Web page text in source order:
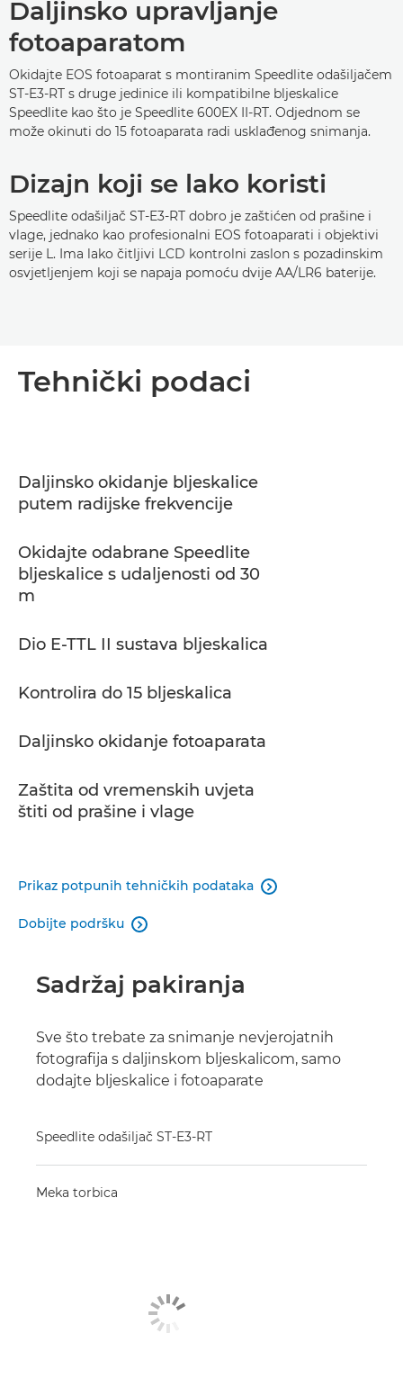
Daljinsko upravljanje
fotoaparatom
Okidajte EOS fotoaparat s montiranim Speedlite odašiljačem
ST-E3-RT s druge jedinice ili kompatibilne bljeskalice
Speedlite kao što je Speedlite 600EX II-RT. Odjednom se
može okinuti do 15 fotoaparata radi usklađenog snimanja.
Dizajn koji se lako koristi
Speedlite odašiljač ST-E3-RT dobro je zaštićen od prašine i
vlage, jednako kao profesionalni EOS fotoaparati i objektivi
serije L. Ima lako čitljivi LCD kontrolni zaslon s pozadinskim
osvjetljenjem koji se napaja pomoću dvije AA/LR6 baterije.
Tehnički podaci
Daljinsko okidanje bljeskalice
putem radijske frekvencije
Okidajte odabrane Speedlite
bljeskalice s udaljenosti od 30
m
Dio E-TTL II sustava bljeskalica
Kontrolira do 15 bljeskalica
Daljinsko okidanje fotoaparata
Zaštita od vremenskih uvjeta
štiti od prašine i vlage
Prikaz potpunih tehničkih podataka 
Dobijte podršku 
Sadržaj pakiranja
Sve što trebate za snimanje nevjerojatnih
fotografija s daljinskom bljeskalicom, samo
dodajte bljeskalice i fotoaparate
Speedlite odašiljač ST-E3-RT
Meka torbica